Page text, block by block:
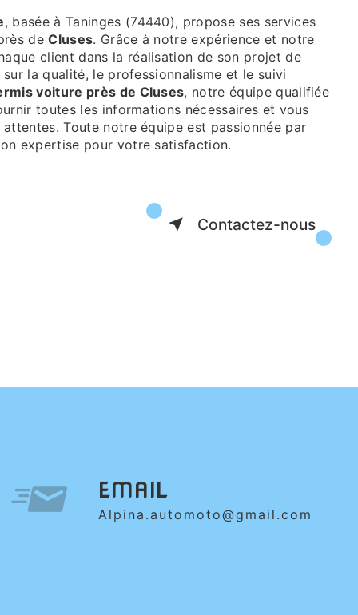
, basée à Taninges (74440), propose ses services
deCluses. Grâce à notre expérience et notre
client dans la réalisation de son projet de
sur la qualité, le professionnalisme et le suivi
voiture près de Cluses, notre équipe qualifiée
toutes les informations nécessaires et vous
Toute notre équipe est passionnée par
expertise pour votre satisfaction.
Contactez-nous
EMAIL
alpina.automoto@gmail.com